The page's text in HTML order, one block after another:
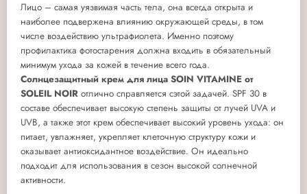
Лицо – самая уязвимая часть тела, она всегда открыта и
наиболее подвержена влиянию окружающей среды, в том
числе воздействию ультрафиолета. Именно поэтому
профилактика фотостарения должна входить в обязательный
минимум ухода за кожей в течение всего года.
Солнцезащитный крем для лица SOIN VITAMINE от
SOLEIL NOIR отлично справляется сэтой задачей. SPF 30 в
составе обеспечивает высокую степень защиты от лучей UVA и
UVB, а также этот крем обеспечивает высокий уровень ухода: он
питает, увлажняет, укрепляет клеточную структуру кожи и
оказывает антиоксидантное воздействие. Он идеально
подходит для использования в сезон высокой солнечной
активности.